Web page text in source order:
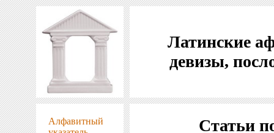
Латинские
девизы,
Алфавитный
Статьи